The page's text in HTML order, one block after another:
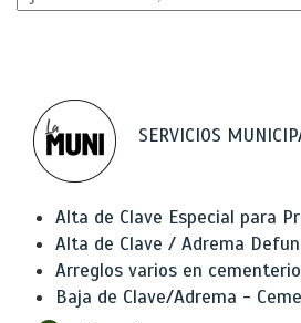
SERVICIOS
Alta de Clave Especial para
Alta de Clave / Adrema
Arreglos varios en cementerio
Baja de Clave/Adrema -